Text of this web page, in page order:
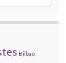
Bilbao